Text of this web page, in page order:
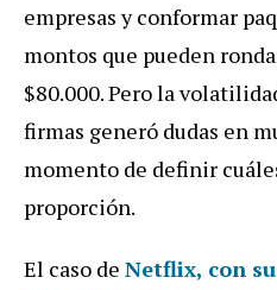
empresas y conformar
montos que pueden
$80.000. Pero la
firmas generó dudas en
momento de definir
proporción.
El caso de Netflix, con